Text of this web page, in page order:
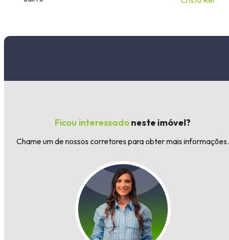
Ficou interessadoneste imóvel?
Chame um de nossos corretores para obter mais informações.